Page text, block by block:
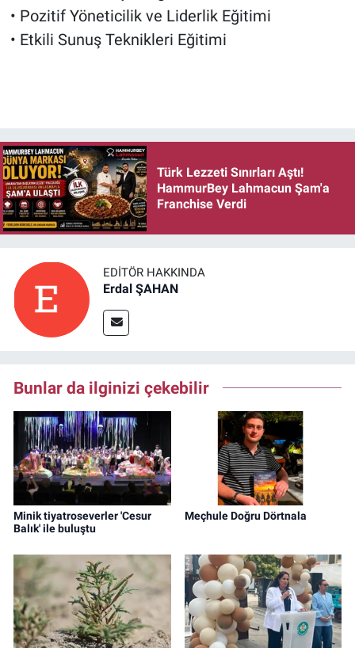
• Pozitif Yöneticilik ve Liderlik Eğitimi
• Etkili Sunuş Teknikleri Eğitimi
Türk Lezzeti Sınırları Aştı!
HammurBey Lahmacun Şam'a
Franchise Verdi
EDITÖR HAKKINDA
Erdal ŞAHAN
Bunlar da ilginizi çekebilir
Minik tiyatroseverler 'Cesur
Balık' ile buluştu
Meçhule Doğru Dörtnala